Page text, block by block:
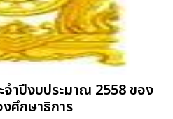
ำปีงบประมาณ 2558 ของ
งศึกษาธิการ